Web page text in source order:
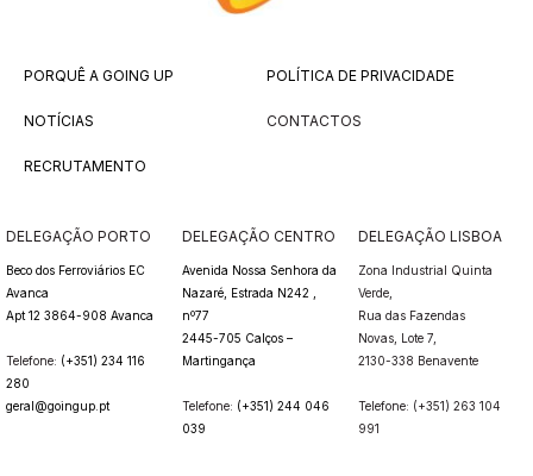
PORQUÊ A GOING UP
NOTÍCIAS
RECRUTAMENTO
POLÍTICA DE PRIVACIDADE
CONTACTOS
DELEGAÇÃO PORTO
Beco dos Ferroviários EC
Avanca
Apt 12 3864-908 Avanca
Telefone: (+351) 234 116
280
geral@goingup.pt
DELEGAÇÃO CENTRO
Avenida Nossa Senhora da
Nazaré, Estrada N242 ,
nº77
2445-705 Calços –
Martingança
Telefone: (+351) 244 046
039
DELEGAÇÃO LISBOA
Zona Industrial Quinta
Verde,
Rua das Fazendas
Novas, Lote 7,
2130-338 Benavente
Telefone: (+351) 263 104
991